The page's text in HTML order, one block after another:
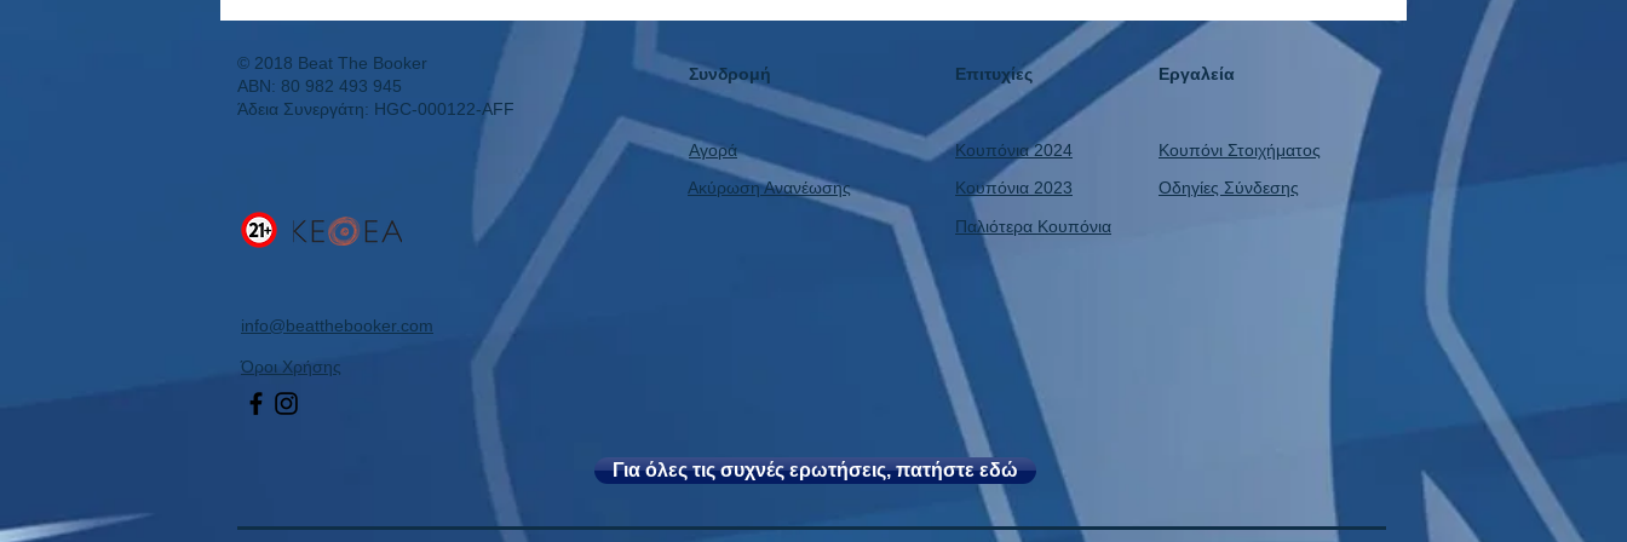
κέρδος!
© 2018 Beat The Booker
ABN: 80 982 493 945
Άδεια Συνεργάτη: HGC-000122-AFF
Συνδρομή
Αγορά
Ακύρωση Ανανέωσης
Επιτυχίες Εργαλεία
Κουπόνια 2024
Κουπόνια 2023
Κουπόνι Στοιχήματος
Οδηγίες Σύνδεσης
Παλιότερα Κουπόνια
info@beatthebooker.com
Όροι Χρήσης
Για όλες τις συχνές ερωτήσεις, πατήστε εδώ